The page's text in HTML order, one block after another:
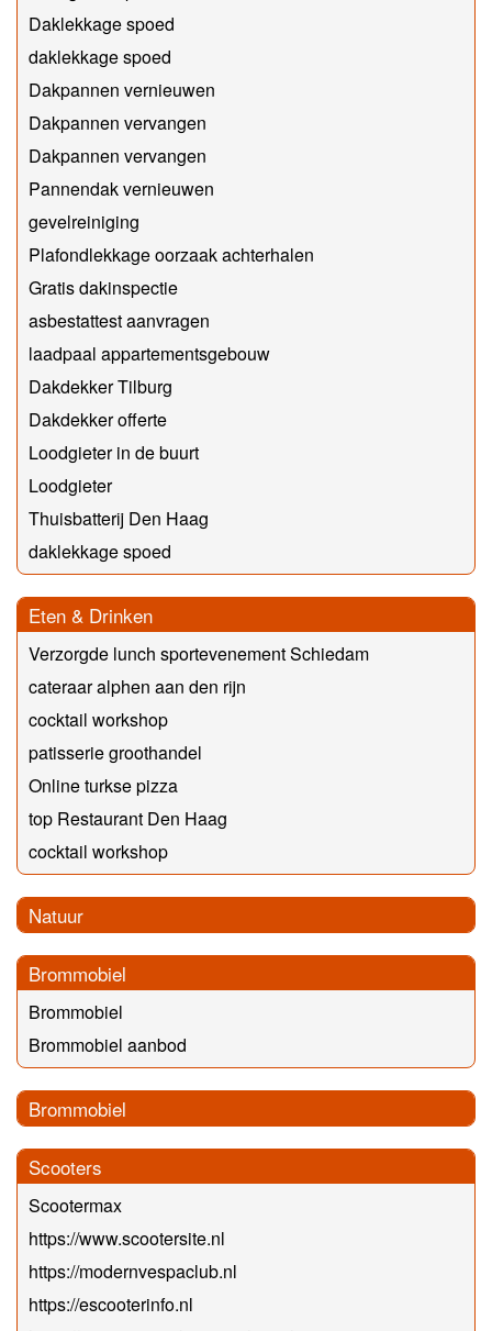
Daklekkage spoed
daklekkage spoed
Dakpannen vernieuwen
Dakpannen vervangen
Dakpannen vervangen
Pannendak vernieuwen
gevelreiniging
Plafondlekkage oorzaak achterhalen
Gratis dakinspectie
asbestattest aanvragen
laadpaal appartementsgebouw
Dakdekker Tilburg
Dakdekker offerte
Loodgieter in de buurt
Loodgieter
Thuisbatterij Den Haag
daklekkage spoed
Eten & Drinken
Verzorgde lunch sportevenement Schiedam
cateraar alphen aan den rijn
cocktail workshop
patisserie groothandel
Online turkse pizza
top Restaurant Den Haag
cocktail workshop
Natuur
Brommobiel
Brommobiel
Brommobiel aanbod
Brommobiel
Scooters
Scootermax
https://www.scootersite.nl
https://modernvespaclub.nl
https://escooterinfo.nl